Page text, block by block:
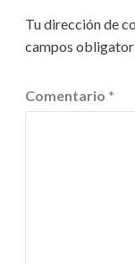
Tu dirección de
campos
Comentario *